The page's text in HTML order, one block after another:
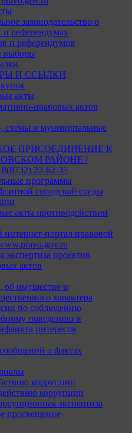
законодательство о
и референдумах
и референдумов
выборы
И ССЫЛКИ
акты
правовых актов
схемы и муниципальные
ПРИСОЕДИНЕНИЕ К
РАЙОНЕ /
22-62-35
программы
городской среды
акты противодействии
портал правовой
проектов
актов
об имуществе и
характера
по соблюдению
поведению и
интересов
о фактах
коррупции
коррупции
экспертиза
просвещение